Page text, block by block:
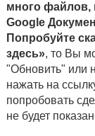
много файлов,
Google
Попробуйте
здесь», то Вы
"Обновить" или
нажать на
попробовать
не будет